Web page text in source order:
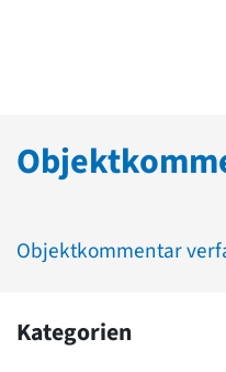
Objektkommentar
Kategorien